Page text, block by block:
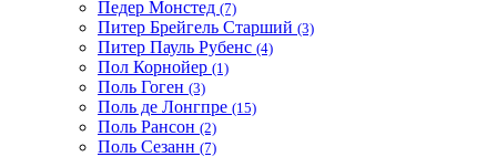
Педер Монстед (7)
Питер Брейгель Старший (3)
Питер Пауль Рубенс (4)
Пол Корнойер (1)
Поль Гоген (3)
Поль де Лонгпре (15)
Поль Рансон (2)
Поль Сезанн (7)